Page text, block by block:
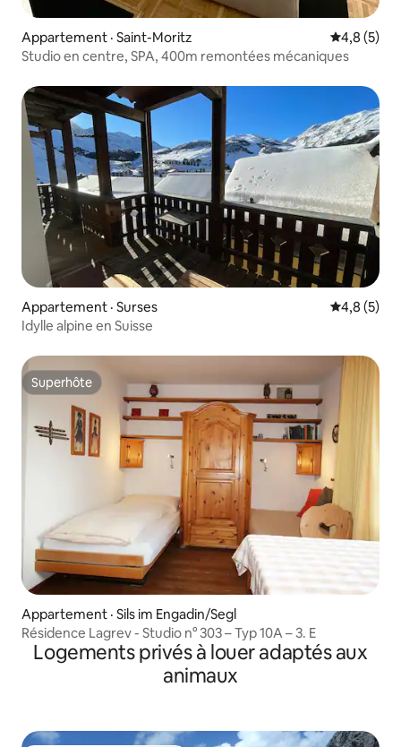
Appartement · Saint-Moritz Note
4,8 (5)
Studio en centre, SPA, 400m remontées mécaniques
Appartement · Surses Note
4,8 (5)
Idylle alpine en Suisse
Superhôte
Superhôte
Appartement · Sils im Engadin/Segl
Résidence Lagrev - Studio n° 303 – Typ 10A – 3. E
Logements privés à louer adaptés aux
animaux